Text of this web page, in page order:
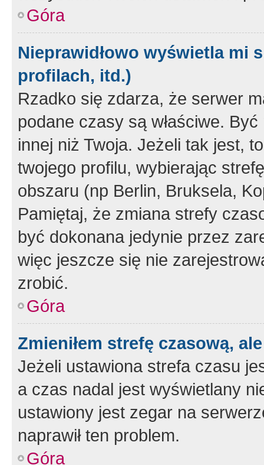
Góra
Nieprawidłowo wyświetla mi
profilach, itd.)
Rzadko się zdarza, że serwer
podane czasy są właściwe.
innej niż Twoja. Jeżeli tak jest,
twojego profilu, wybierając
obszaru (np Berlin, Bruksela,
Pamiętaj, że zmiana strefy
być dokonana jedynie przez
więc jeszcze się nie
zrobić.
Góra
Zmieniłem strefę czasową,
Jeżeli ustawiona strefa czasu
a czas nadal jest wyświetlany
ustawiony jest zegar na
naprawił ten problem.
Góra